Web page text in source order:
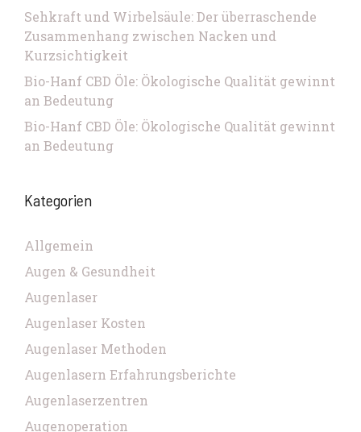
Sehkraft und Wirbelsäule: Der überraschende
Zusammenhang zwischen Nacken und
Kurzsichtigkeit
Bio-Hanf CBD Öle: Ökologische Qualität gewinnt
an Bedeutung
Bio-Hanf CBD Öle: Ökologische Qualität gewinnt
an Bedeutung
Kategorien
Allgemein
Augen & Gesundheit
Augenlaser
Augenlaser Kosten
Augenlaser Methoden
Augenlasern Erfahrungsberichte
Augenlaserzentren
Augenoperation